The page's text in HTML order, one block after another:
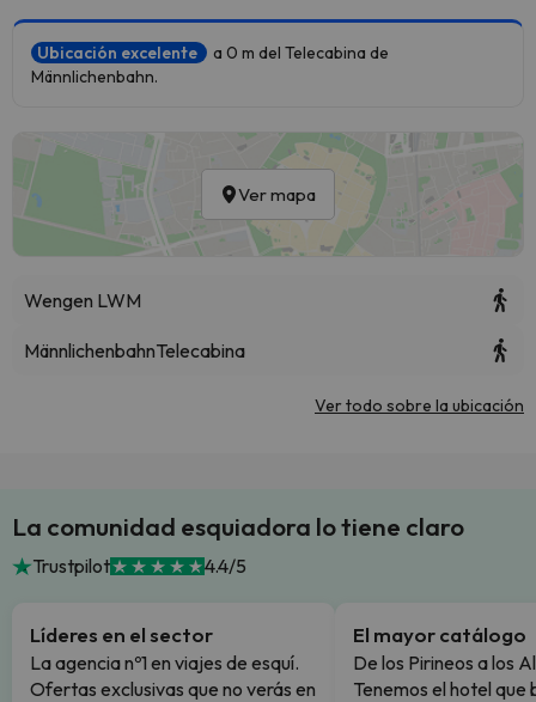
Ubicación excelente
a 0 m del Telecabina de
Männlichenbahn.
Ver mapa
Wengen LWM
MännlichenbahnTelecabina
Ver todo sobre la ubicación
La comunidad esquiadora lo tiene claro
Trustpilot 4.4/5
Líderes en el sector
La agencia nº1 en viajes de esquí.
Ofertas exclusivas que no verás en
El mayor catálogo
De los Pirineos a los
Tenemos el hotel que